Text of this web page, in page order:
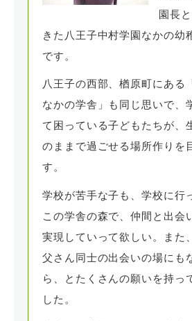
園長
きた八王子中村学園なかの幼
です。
八王子の西部、楢原町にある
なかの学舎」も同じ思いで、
て困っている子どもたちが、
のままで過ごせる場所作りを
す。
学校が苦手な子も、学校に行
この学舎の森で、仲間と出会
実現していって欲しい。また
父さん同士の出会いの場にも
ら、とたくさんの願いを持っ
した。